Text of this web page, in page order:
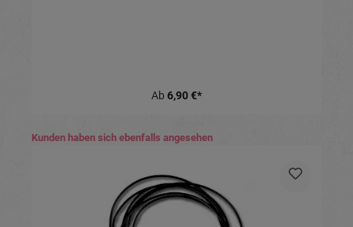
Ab 6,90 €*
Produktgalerie überspringen
Kunden haben sich ebenfalls angesehen